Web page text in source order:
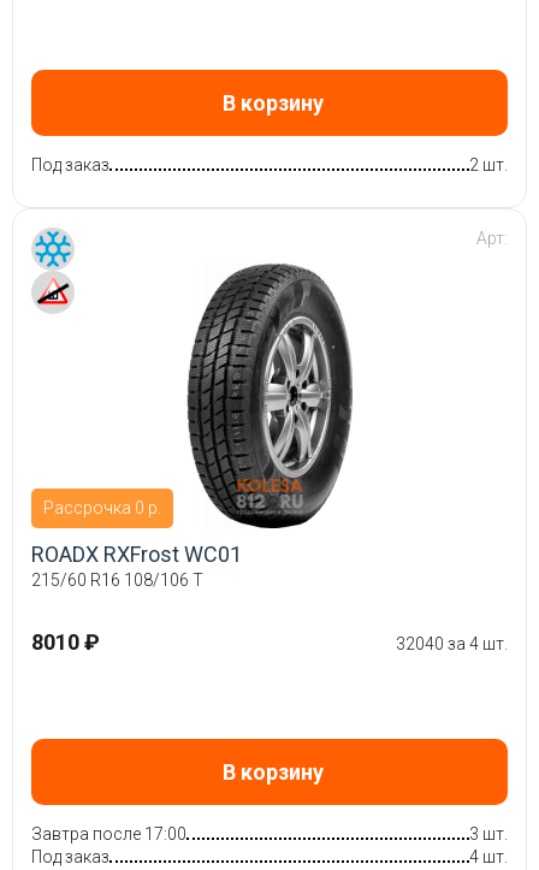
В корзину
Под заказ 2 шт.
Рассрочка 0 р.
Арт:
ROADX RXFrost WC01
215/60 R16 108/106 T
8010 ₽ 32040 за 4 шт.
В корзину
Завтра после 17:00
3 шт.
Под заказ
4 шт.